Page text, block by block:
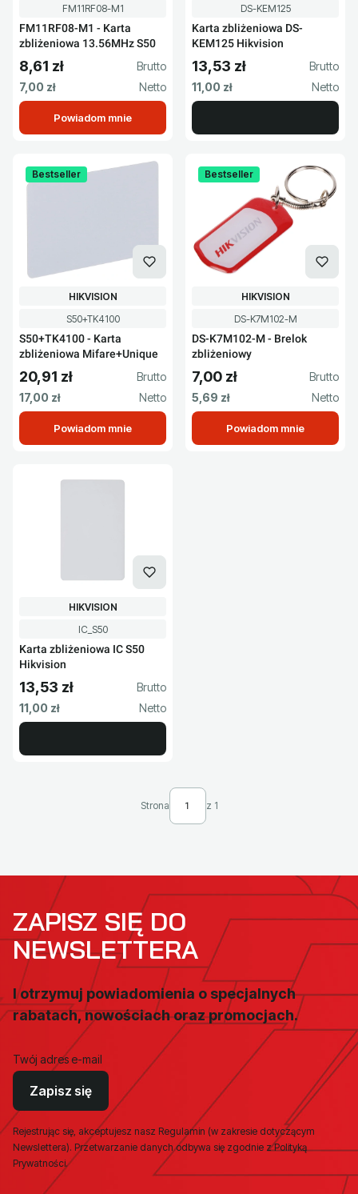
Kod produktu
FM11RF08-M1
FM11RF08-M1 - Karta
zbliżeniowa 13.56MHz S50
Cena brutto
8,61 zł
Cena netto
7,00 zł
Powiadom mnie
Kod produktu
DS-KEM125
Karta zbliżeniowa DS-
KEM125 Hikvision
Cena brutto
13,53 zł
Cena netto
11,00 zł
Bestseller
Kod produktu
S50+TK4100
S50+TK4100 - Karta
zbliżeniowa Mifare+Unique
PRODUCENT
HIKVISION
Cena brutto
20,91 zł
Cena netto
17,00 zł
Powiadom mnie
Bestseller
Kod produktu
DS-K7M102-M
DS-K7M102-M - Brelok
zbliżeniowy
PRODUCENT
HIKVISION
Cena brutto
7,00 zł
Cena netto
5,69 zł
Powiadom mnie
Kod produktu
IC_S50
Karta zbliżeniowa IC S50
Hikvision
PRODUCENT
HIKVISION
Cena brutto
13,53 zł
Cena netto
11,00 zł
Strona z 1
ZAPISZ SIĘ DO
NEWSLETTERA
I otrzymuj powiadomienia o specjalnych
rabatach, nowościach oraz promocjach.
Twój adres e-mail
Zapisz się
Rejestrując się, akceptujesz nasz Regulamin (w zakresie dotyczącym
Newslettera). Przetwarzanie danych odbywa się zgodnie z Polityką
Prywatności.